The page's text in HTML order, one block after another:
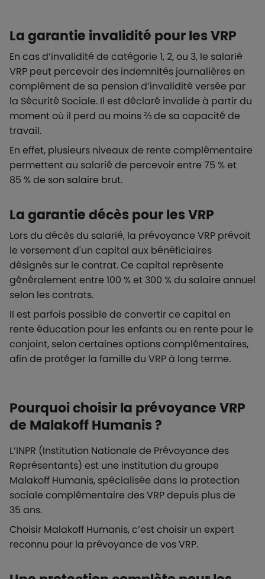
La garantie invalidité pour les VRP
En cas d’invalidité de catégorie 1, 2, ou 3, le salarié
VRP peut percevoir des indemnités journalières en
complément de sa pension d’invalidité versée par
la Sécurité Sociale. Il est déclaré invalide à partir du
moment où il perd au moins ⅔ de sa capacité de
travail.
En effet, plusieurs niveaux de rente complémentaire
permettent au salarié de percevoir entre 75 % et
85 % de son salaire brut.
La garantie décès pour les VRP
Lors du décès du salarié, la prévoyance VRP prévoit
le versement d'un capital aux bénéficiaires
désignés sur le contrat. Ce capital représente
généralement entre 100 % et 300 % du salaire annuel
selon les contrats.
Il est parfois possible de convertir ce capital en
rente éducation pour les enfants ou en rente pour le
conjoint, selon certaines options complémentaires,
afin de protéger la famille du VRP à long terme.
Pourquoi choisir la prévoyance VRP
de Malakoff Humanis ?
L’INPR (Institution Nationale de Prévoyance des
Représentants) est une institution du groupe
Malakoff Humanis, spécialisée dans la protection
sociale complémentaire des VRP depuis plus de
35 ans.
Choisir Malakoff Humanis, c’est choisir un expert
reconnu pour la prévoyance de vos VRP.